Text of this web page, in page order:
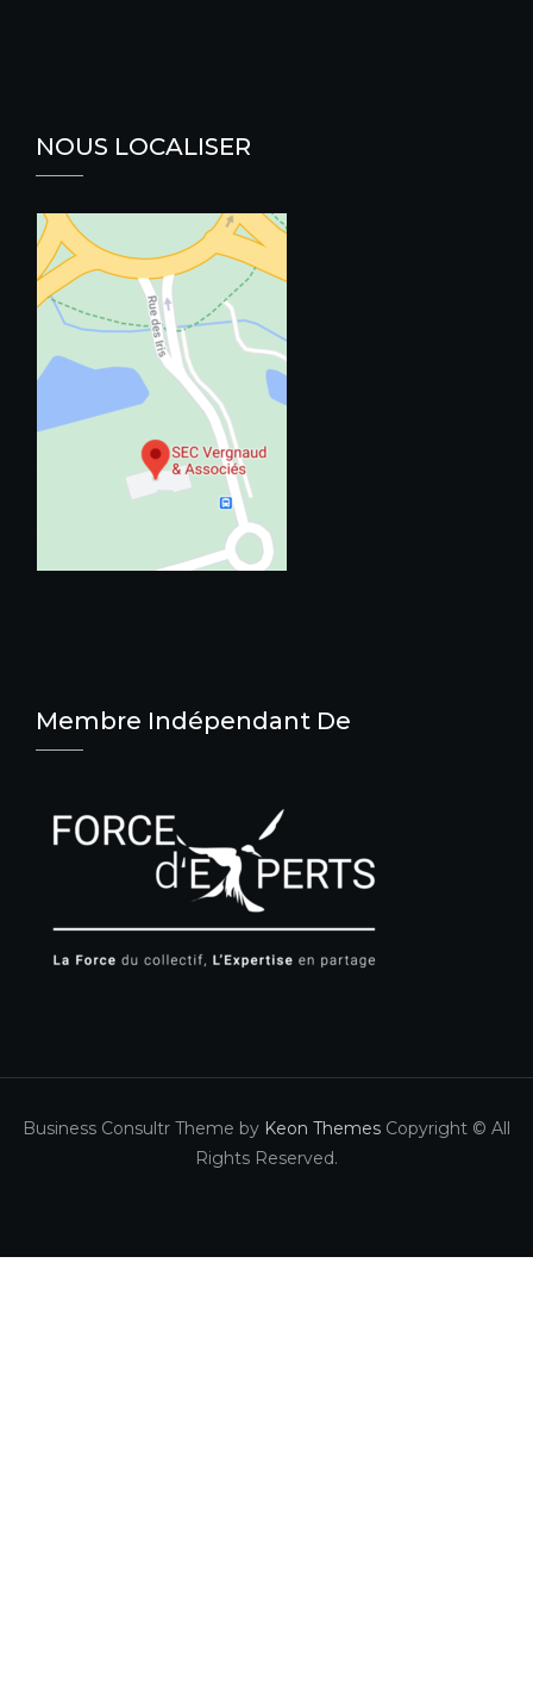
NOUS LOCALISER
Membre Indépendant De
Business Consultr Theme by Keon Themes Copyright © All
Rights Reserved.